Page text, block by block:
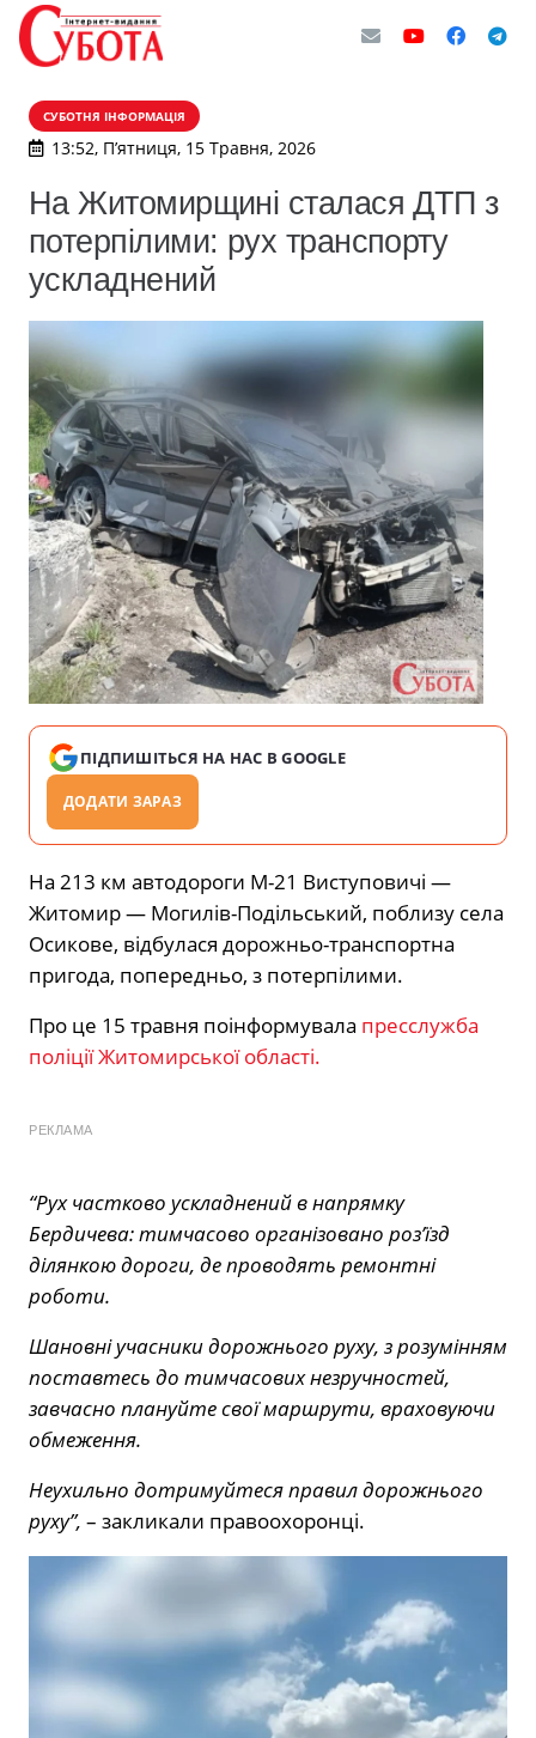
СУБОТНЯ ІНФОРМАЦІЯ
13:52, П’ятниця, 15 Травня, 2026
На Житомирщині сталася ДТП з
потерпілими: рух транспорту
ускладнений
ПІДПИШІТЬСЯ НА НАС В GOOGLE
ДОДАТИ ЗАРАЗ
На 213 км автодороги М-21 Виступовичі —
Житомир — Могилів-Подільський, поблизу села
Осикове, відбулася дорожньо-транспортна
пригода, попередньо, з потерпілими.
Про це 15 травня поінформувала пресслужба
поліції Житомирської області.
РЕКЛАМА
“Рух частково ускладнений в напрямку
Бердичева: тимчасово організовано роз’їзд
ділянкою дороги, де проводять ремонтні
роботи.
Шановні учасники дорожнього руху, з розумінням
поставтесь до тимчасових незручностей,
завчасно плануйте свої маршрути, враховуючи
обмеження.
Неухильно дотримуйтеся правил дорожнього
руху”, – закликали правоохоронці.